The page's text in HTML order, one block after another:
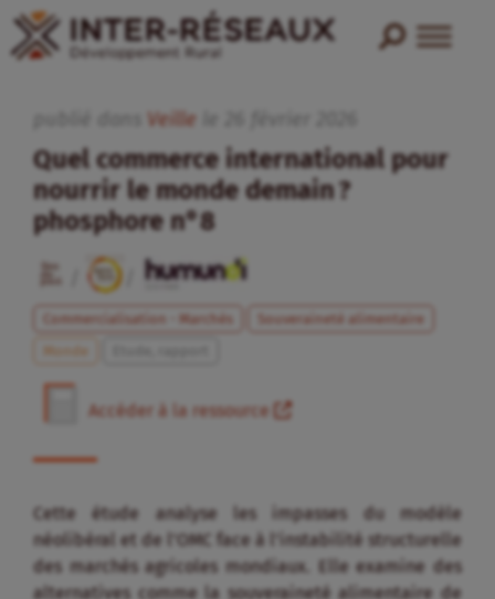
Veille
Quel commerce international pour
nourrir le monde demain ?
phosphore n°8
Commercialisation - Marchés
Souveraineté alimentaire
Monde
Accéder à la ressource
Cette étude analyse les impasses du modèle
néolibéral et de l’OMC face à l’instabilité structurelle
des marchés agricoles mondiaux
Elle examine des
alternatives comme la souveraineté alimentaire de